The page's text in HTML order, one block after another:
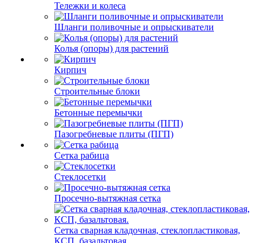
Тележки и колеса
Шланги поливочные и опрыскиватели
Колья (опоры) для растений
Кирпич
Строительные блоки
Бетонные перемычки
Пазогребневые плиты (ПГП)
Сетка рабица
Стеклосетки
Просечно-вытяжная сетка
Сетка сварная кладочная, стеклопластиковая,
КСП, базальтовая.